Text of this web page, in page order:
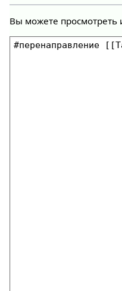
Вы можете просмотреть